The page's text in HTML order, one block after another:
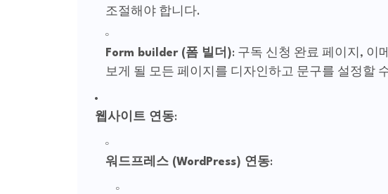
조절해야 합니다.
Form builder (폼 빌더): 구독 신청 완료 페이지, 이
보게 될 모든 페이지를 디자인하고 문구를 설정할
웹사이트 연동:
워드프레스 (WordPress) 연동: